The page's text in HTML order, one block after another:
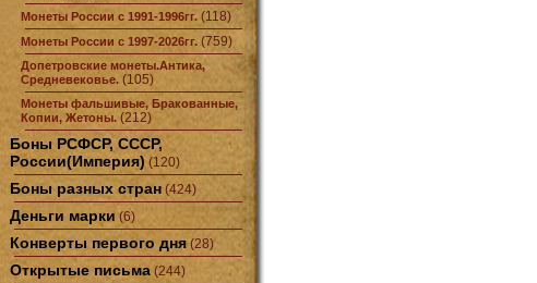
Монеты России с 1991-1996гг. (118)
Монеты России с 1997-2026гг. (759)
Допетровские монеты.Антика,
Средневековье. (105)
Монеты фальшивые, Бракованные,
Копии, Жетоны. (212)
Боны РСФСР, СССР,
России(Империя) (120)
Боны разных стран (424)
Деньги марки (6)
Конверты первого дня (28)
Открытые письма (244)